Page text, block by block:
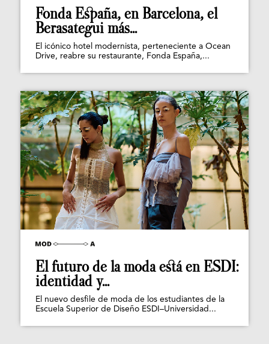
Fonda España, en Barcelona, el
Berasategui más...
El icónico hotel modernista, perteneciente a Ocean
Drive, reabre su restaurante, Fonda España,...
El futuro de la moda está en ESDI:
identidad y...
El nuevo desfile de moda de los estudiantes de la
Escuela Superior de Diseño ESDI–Universidad...